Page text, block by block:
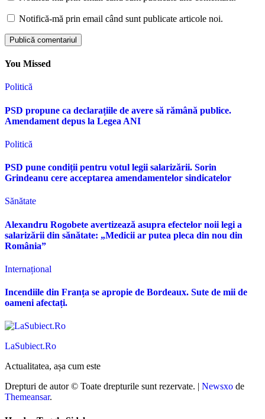
Notifică-mă prin email când sunt publicate articole noi.
You Missed
Politică
PSD propune ca declarațiile de avere să rămână publice.
Amendament depus la Legea ANI
Politică
PSD pune condiții pentru votul legii salarizării. Sorin
Grindeanu cere acceptarea amendamentelor sindicatelor
Sănătate
Alexandru Rogobete avertizează asupra efectelor noii legi a
salarizării din sănătate: „Medicii ar putea pleca din nou din
România”
Internațional
Incendiile din Franța se apropie de Bordeaux. Sute de mii de
oameni afectați.
LaSubiect.Ro
Actualitatea, așa cum este
Drepturi de autor © Toate drepturile sunt rezervate.
Newsxo de
Themeansar.